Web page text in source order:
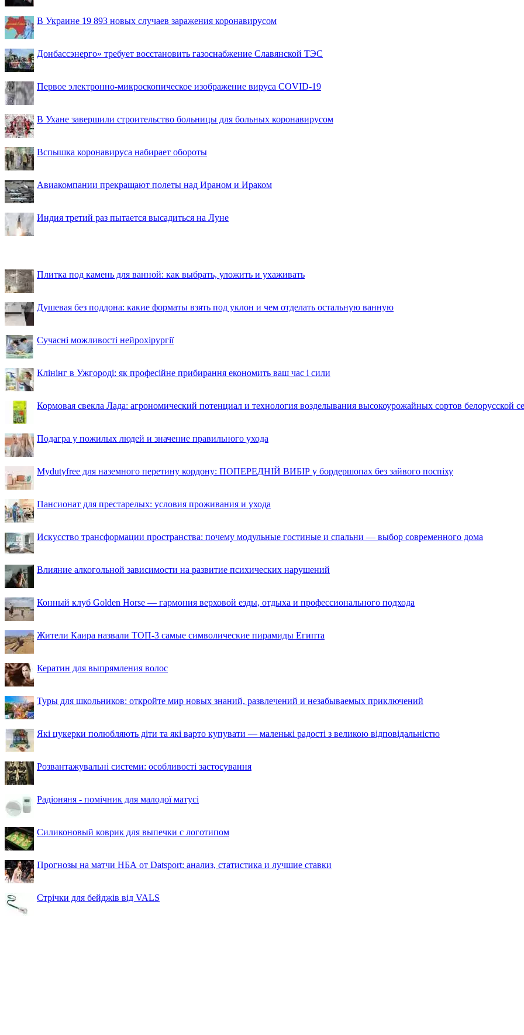
В Украине 19 893 новых случаев заражения коронавирусом
Донбассэнерго» требует восстановить газоснабжение Славянской ТЭС
Первое электронно-микроскопическое изображение вируса COVID-19
В Ухане завершили строительство больницы для больных коронавирусом
Вспышка коронавируса набирает обороты
Авиакомпании прекращают полеты над Ираном и Ираком
Индия третий раз пытается высадиться на Луне
Плитка под камень для ванной: как выбрать, уложить и ухаживать
Душевая без поддона: какие форматы взять под уклон и чем отделать остальную ванную
Сучасні можливості нейрохірургії
Клінінг в Ужгороді: як професійне прибирання економить ваш час і сили
Кормовая свекла Лада: агрономический потенциал и технология возделывания высокоурожайных сортов белорусской
Подагра у пожилых людей и значение правильного ухода
Mydutyfree для наземного перетину кордону: ПОПЕРЕДНІЙ ВИБІР у бордершопах без зайвого поспіху
Пансионат для престарелых: условия проживания и ухода
Искусство трансформации пространства: почему модульные гостиные и спальни — выбор современного дома
Влияние алкогольной зависимости на развитие психических нарушений
Конный клуб Golden Horse — гармония верховой езды, отдыха и профессионального подхода
Жители Каира назвали ТОП-3 самые символические пирамиды Египта
Кератин для выпрямления волос
Туры для школьников: откройте мир новых знаний, развлечений и незабываемых приключений
Які цукерки полюбляють діти та які варто купувати — маленькі радості з великою відповідальністю
Розвантажувальні системи: особливості застосування
Радіоняня - помічник для малодої матусі
Силиконовый коврик для выпечки с логотипом
Прогнозы на матчи НБА от Datsport: анализ, статистика и лучшие ставки
Стрічки для бейджів від VALS